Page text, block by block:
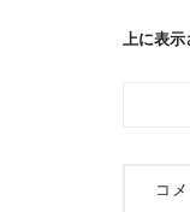
上に表